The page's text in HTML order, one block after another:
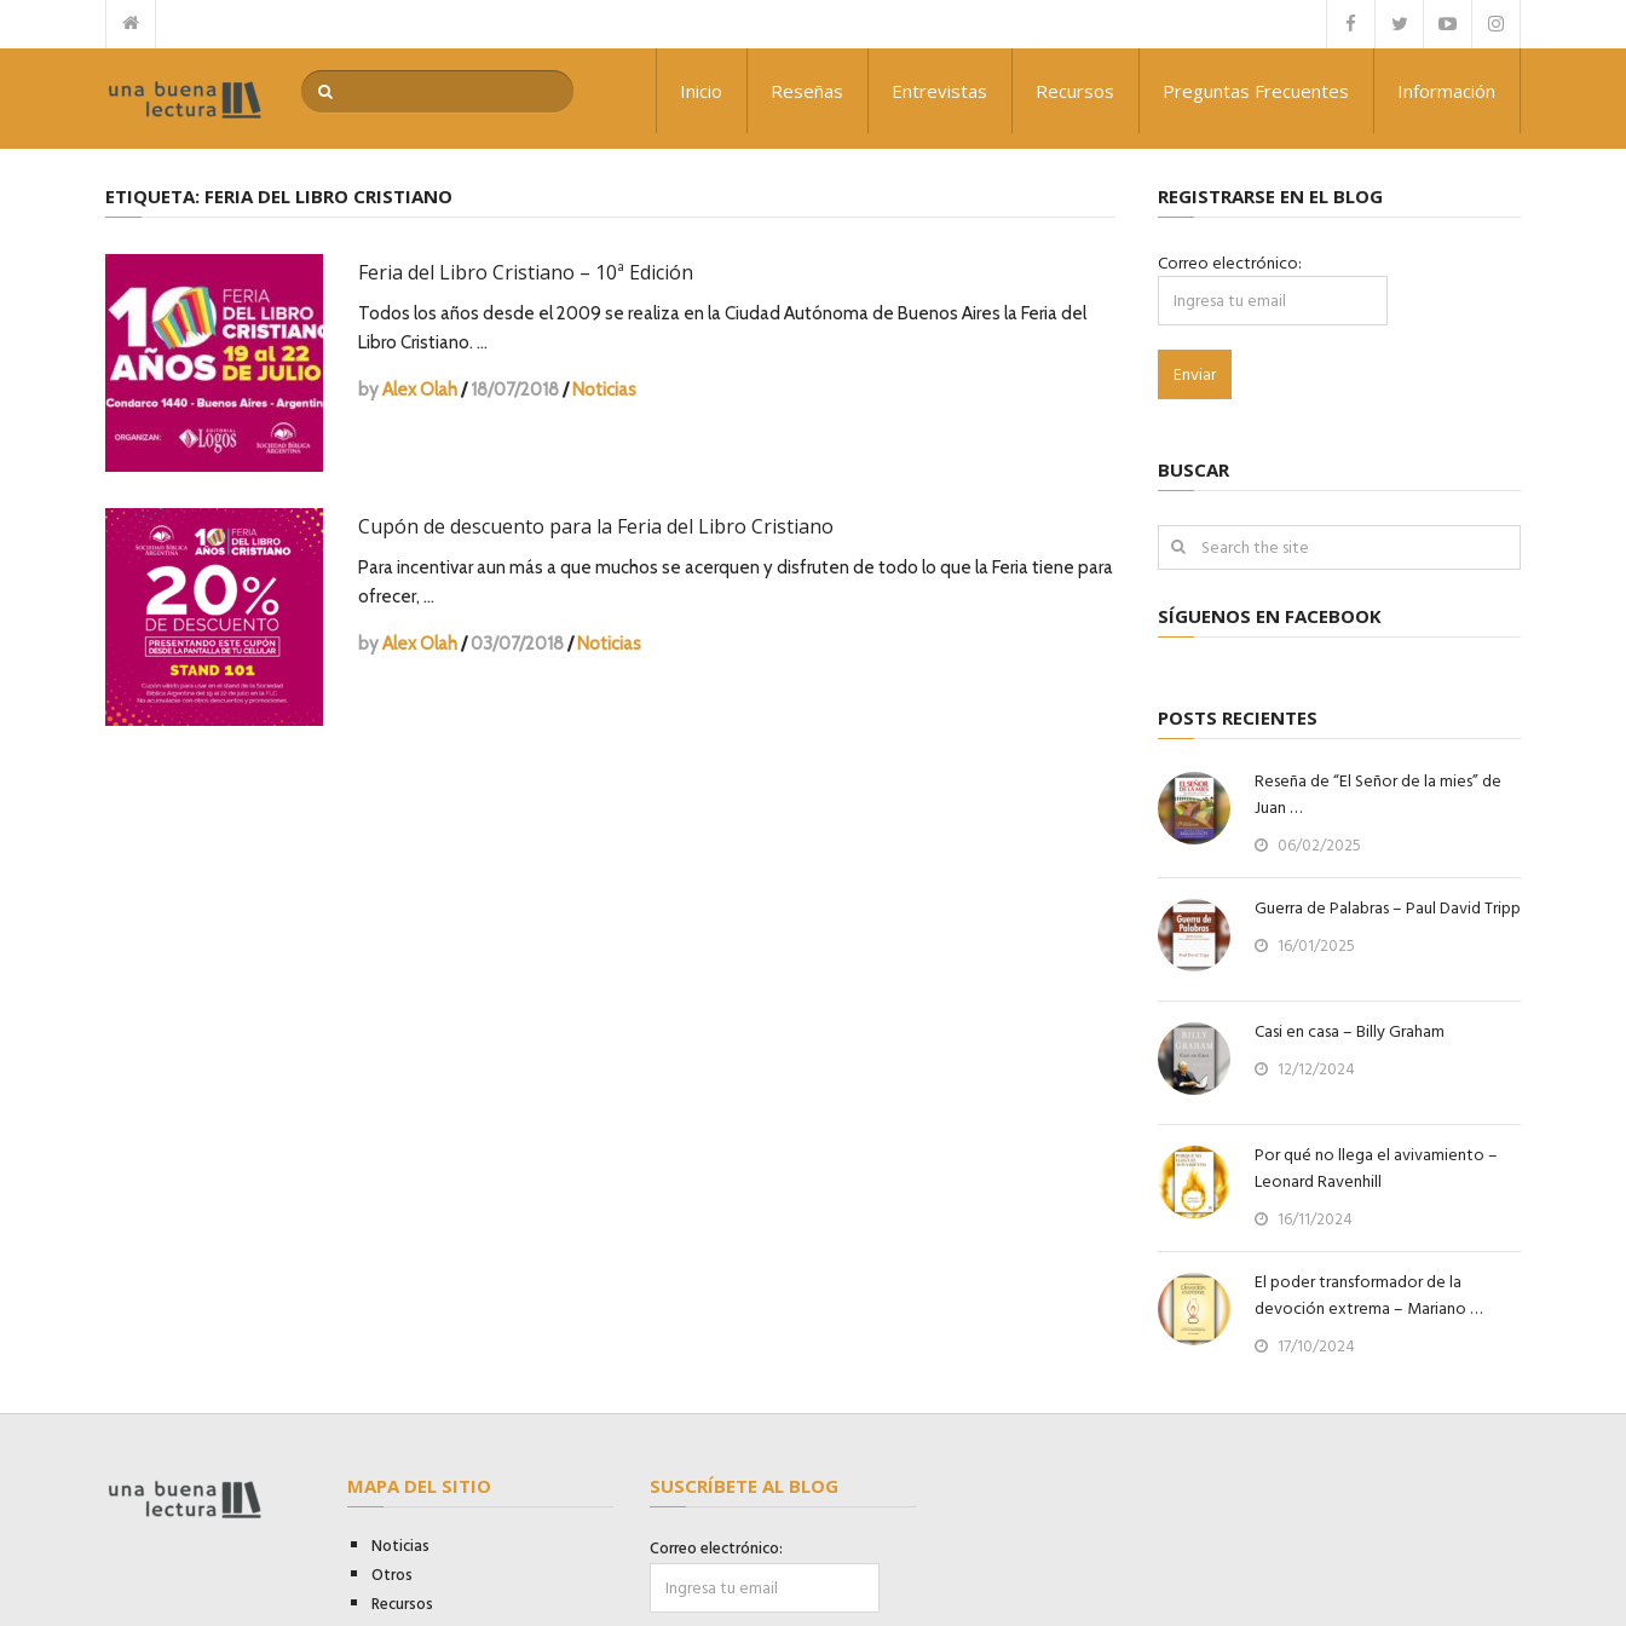
Reseña de “El Señor de la mies” de Juan Carlos Manzewitsch: ¿Qué nos falta para el avivamiento?
Guerra de Palabras – Paul David Tripp
El poder transformador de la devoción extrema – Mariano Sennewald
De la idea a la acción – Myles Munroe
El costo del discipulado – Dietrich Bonhoeffer
La pregunta intermitente – Philip Yancey
Repensando el futuro – Alberto Mottesi
Inicio Reseñas Entrevistas Recursos Preguntas Frecuentes Información
ETIQUETA: FERIA DEL LIBRO CRISTIANO
Feria del Libro Cristiano – 10ª Edición
Todos los años desde el 2009 se realiza en la Ciudad Autónoma de Buenos Aires la Feria del
Libro Cristiano. …
byAlex Olah/ 18/07/2018/ Noticias
Cupón de descuento para la Feria del Libro Cristiano
Para incentivar aun más a que muchos se acerquen y disfruten de todo lo que la Feria tiene para
ofrecer, …
byAlex Olah/ 03/07/2018/ Noticias
REGISTRARSE EN EL BLOG
Correo electrónico:
BUSCAR
SÍGUENOS EN FACEBOOK
POSTS RECIENTES
Reseña de “El Señor de la mies” de
Juan …
06/02/2025
Guerra de Palabras – Paul David Tripp
16/01/2025
Casi en casa – Billy Graham
12/12/2024
Por qué no llega el avivamiento –
Leonard Ravenhill
16/11/2024
El poder transformador de la
devoción extrema – Mariano …
17/10/2024
MAPA DEL SITIO
Noticias
Otros
Recursos
SUSCRÍBETE AL BLOG
Correo electrónico: